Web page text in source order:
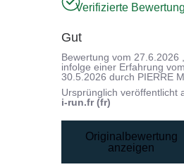
Verifizierte
Gut
Bewertung vom27.6.2026
infolge einer Erfahrung
30.5.2026 durch PIERRE
Ursprünglich veröffentlicht
i-run.fr (fr)
Originalbewertung
anzeigen